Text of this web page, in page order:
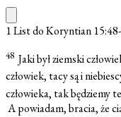
1 List do Koryntian
48 Jaki był ziemski
człowiek, tacy są i
człowieka, tak będziemy
A powiadam, bracia, że